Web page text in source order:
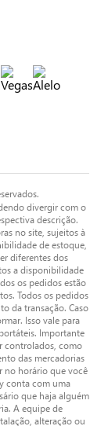
divergir com o
descrição.
no site, sujeitos à
de estoque,
diferentes dos
a disponibilidade
os pedidos estão
Todos os pedidos
da transação. Caso
Isso vale para
Importante
controlados, como
das mercadorias
no horário que você
conta com uma
que haja alguém
A equipe de
alteração ou